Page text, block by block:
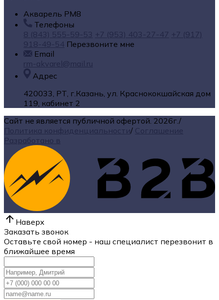
Акварель РМ8
Телефоны
8 (843) 555-59-53 +7 (953) 403-27-47 +7 (917)
918-49-54 Перезвоните мне
Email
rm-akvarel@mail.ru
Адрес
420033, РТ, г.Казань, ул. Краснококшайская дом
119, кабинет 2
Сайт не является публичной офертой. 2026г. /
Политика конфиденциальности/ Соглашение
Разработано в
Наверх
Заказать звонок
Оставьте свой номер - наш специалист перезвонит в
ближайшее время